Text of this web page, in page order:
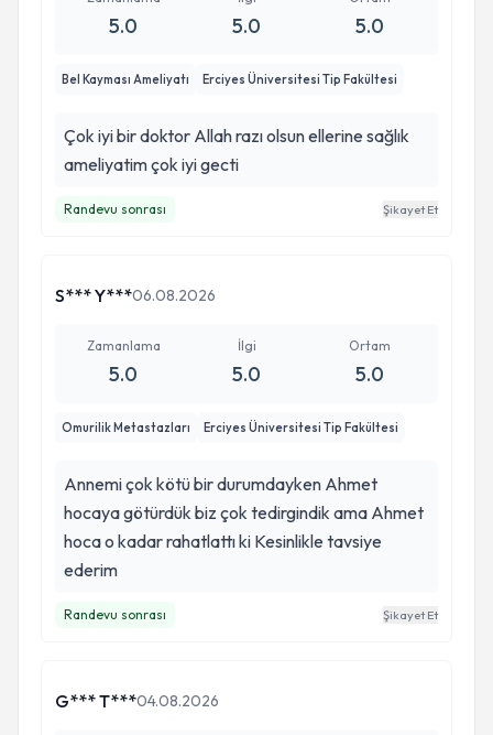
5.0 5.0 5.0
Bel Kayması Ameliyatı Erciyes Üniversitesi Tip Fakültesi
Çok iyi bir doktor Allah razı olsun ellerine sağlık
ameliyatim çok iyi gecti
Randevu sonrası Şikayet Et
S*** Y***06.08.2026
Zamanlama
5.0
İlgi
5.0
Ortam
5.0
Omurilik Metastazları Erciyes Üniversitesi Tip Fakültesi
Annemi çok kötü bir durumdayken Ahmet
hocaya götürdük biz çok tedirgindik ama Ahmet
hoca o kadar rahatlattı ki Kesinlikle tavsiye
ederim
Randevu sonrası Şikayet Et
G*** T***04.08.2026